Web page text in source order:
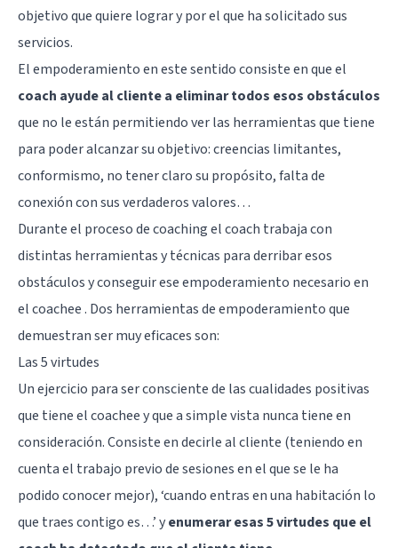
objetivo que quiere lograr y por el que ha solicitado sus
servicios.
El empoderamiento en este sentido consiste en que el
coach ayude al cliente a eliminar todos esos obstáculos
que no le están permitiendo ver las herramientas que tiene
para poder alcanzar su objetivo: creencias limitantes,
conformismo, no tener claro su propósito, falta de
conexión con sus verdaderos valores…
Durante el proceso de coaching el coach trabaja con
distintas herramientas y técnicas para derribar esos
obstáculos y conseguir ese empoderamiento necesario en
el coachee . Dos herramientas de empoderamiento que
demuestran ser muy eficaces son:
Las 5 virtudes
Un ejercicio para ser consciente de las cualidades positivas
que tiene el coachee y que a simple vista nunca tiene en
consideración. Consiste en decirle al cliente (teniendo en
cuenta el trabajo previo de sesiones en el que se le ha
podido conocer mejor), ‘cuando entras en una habitación lo
que traes contigo es…’ yenumerar esas 5 virtudes que el